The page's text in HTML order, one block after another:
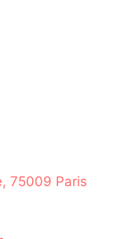
75009 Paris